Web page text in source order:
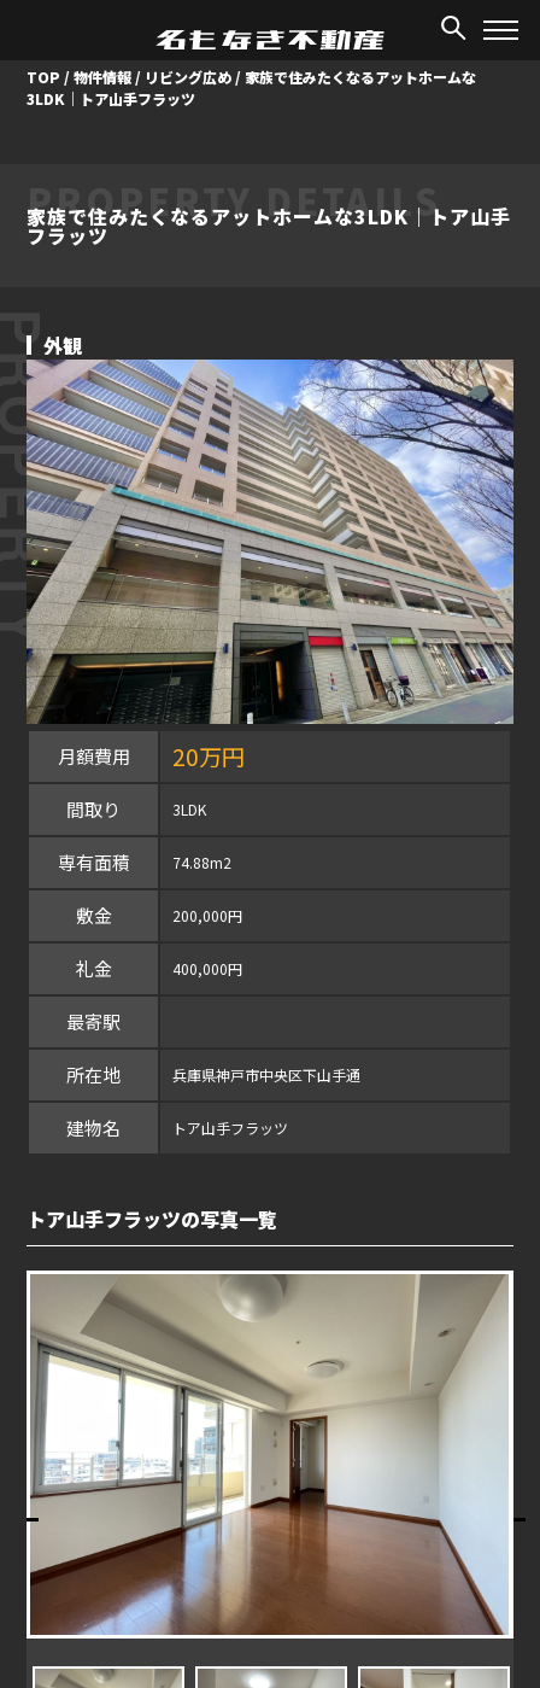
TOP /物件情報 / リビング広め / 家族で住みたくなるアットホームな
3LDK｜トア山手フラッツ
PROPERTY DETAILS
家族で住みたくなるアットホームな3LDK｜トア山手
フラッツ
外観
月額費用 20万円
間取り 3LDK
専有面積 74.88m2
敷金 200,000円
礼金 400,000円
最寄駅
所在地 兵庫県神戸市中央区下山手通
建物名 トア山手フラッツ
トア山手フラッツの写真一覧